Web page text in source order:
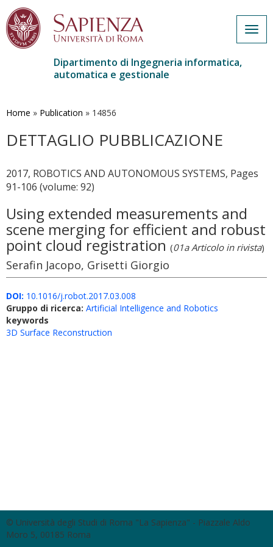
contenuto
Dipartimento di Ingegneria informatica,
automatica e gestionale
Home » Publication » 14856
DETTAGLIO PUBBLICAZIONE
2017, ROBOTICS AND AUTONOMOUS SYSTEMS, Pages
91-106 (volume: 92)
Using extended measurements and
scene merging for efficient and robust
point cloud registration (01a Articolo in rivista)
Serafin Jacopo, Grisetti Giorgio
DOI: 10.1016/j.robot.2017.03.008
Gruppo di ricerca: Artificial Intelligence and Robotics
keywords
3D Surface Reconstruction
© Università degli Studi di Roma "La Sapienza" - Piazzale Aldo
Moro 5, 00185 Roma